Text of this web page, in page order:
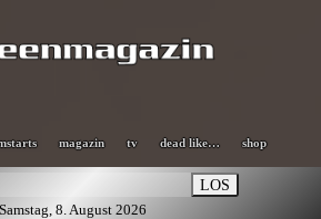
magazin tv dead like… shop
LOS
Samstag, 8. August 2026